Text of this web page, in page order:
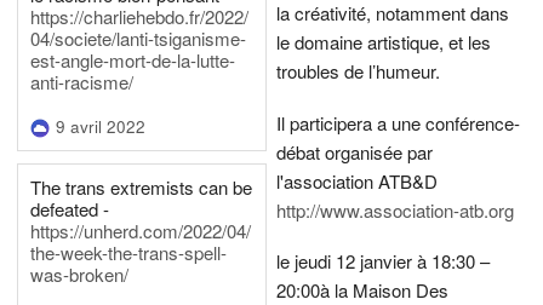
https://charliehebdo.fr/2022/
04/societe/lanti-tsiganisme-
est-angle-mort-de-la-lutte-
anti-racisme/
9 avril 2022
The trans extremists can be
defeated -
https://unherd.com/2022/04/
the-week-the-trans-spell-
was-broken/
la créativité, notamment dans
le domaine artistique, et les
troubles de l’humeur.
Il participera a une conférence-
débat organisée par
l'association ATB&D
http://www.association-atb.org
le jeudi 12 janvier à 18:30 –
20:00à la Maison Des